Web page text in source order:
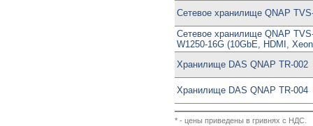
Сетевое хранилище QNAP
Сетевое хранилище QNAP
W1250-16G (10GbE, HDMI,
Хранилище DAS QNAP TR-002
Хранилище DAS QNAP TR-004
* - цены приведены в гривнях с НДС.